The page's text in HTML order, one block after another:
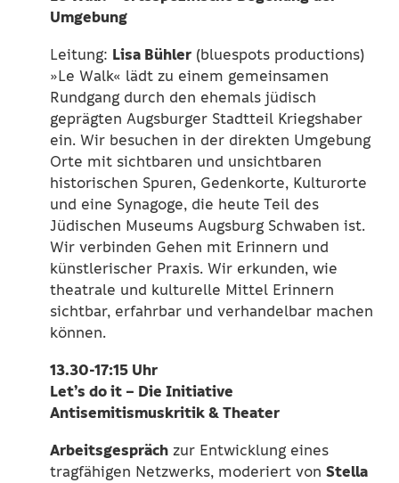
Umgebung
Leitung: Lisa Bühler(bluespots productions)
»Le Walk« lädt zu einem gemeinsamen
Rundgang durch den ehemals jüdisch
geprägten Augsburger Stadtteil Kriegshaber
ein. Wir besuchen in der direkten Umgebung
Orte mit sichtbaren und unsichtbaren
historischen Spuren, Gedenkorte, Kulturorte
und eine Synagoge, die heute Teil des
Jüdischen Museums Augsburg Schwaben ist.
Wir verbinden Gehen mit Erinnern und
künstlerischer Praxis. Wir erkunden, wie
theatrale und kulturelle Mittel Erinnern
sichtbar, erfahrbar und verhandelbar machen
können.
13.30-17:15 Uhr
Let’s do it – Die Initiative
Antisemitismuskritik & Theater
Arbeitsgesprächzur Entwicklung eines
tragfähigen Netzwerks, moderiert von Stella